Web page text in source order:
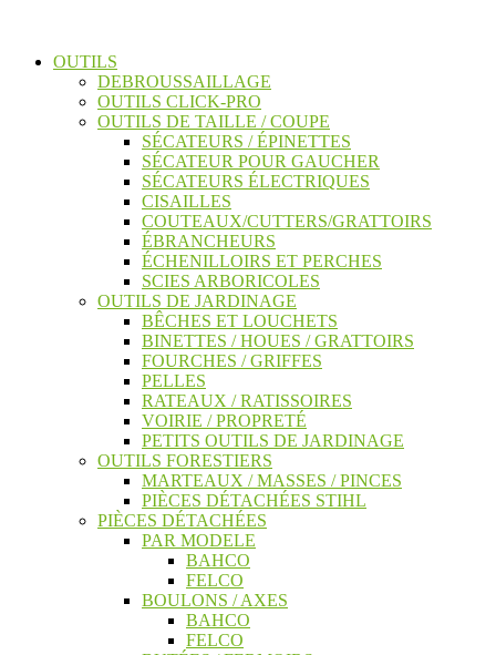
OUTILS
DEBROUSSAILLAGE
OUTILS CLICK-PRO
OUTILS DE TAILLE / COUPE
SÉCATEURS / ÉPINETTES
SÉCATEUR POUR GAUCHER
SÉCATEURS ÉLECTRIQUES
CISAILLES
COUTEAUX/CUTTERS/GRATTOIRS
ÉBRANCHEURS
ÉCHENILLOIRS ET PERCHES
SCIES ARBORICOLES
OUTILS DE JARDINAGE
BÊCHES ET LOUCHETS
BINETTES / HOUES / GRATTOIRS
FOURCHES / GRIFFES
PELLES
RATEAUX / RATISSOIRES
VOIRIE / PROPRETÉ
PETITS OUTILS DE JARDINAGE
OUTILS FORESTIERS
MARTEAUX / MASSES / PINCES
PIÈCES DÉTACHÉES STIHL
PIÈCES DÉTACHÉES
PAR MODELE
BAHCO
FELCO
BOULONS / AXES
BAHCO
FELCO